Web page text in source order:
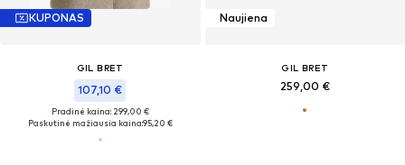
KUPONAS
GIL BRET
107,10 €
Pradinė kaina: 299,00 €
Paskutinė mažiausia kaina:95,20 €
Naujiena
GIL BRET
259,00 €